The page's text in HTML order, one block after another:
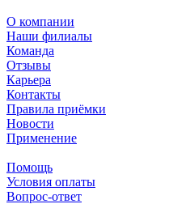
О компании
Наши филиалы
Команда
Отзывы
Карьера
Контакты
Правила приёмки
Новости
Применение
Помощь
Условия оплаты
Вопрос-ответ